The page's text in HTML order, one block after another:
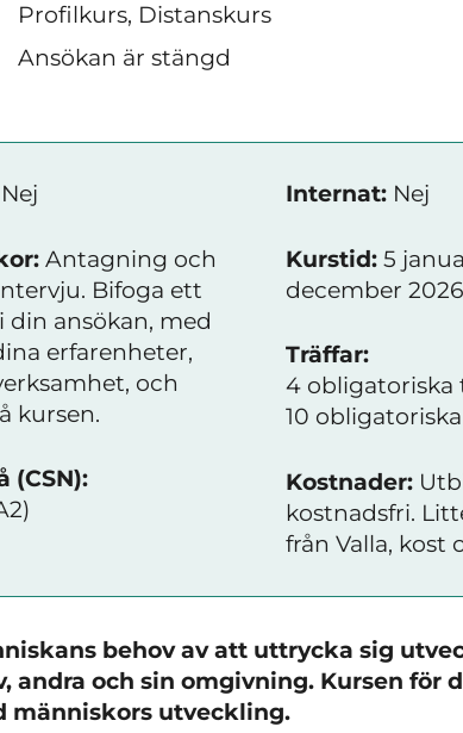
Profilkurs, Distanskurs
Ansökan är stängd
Nej
Antagning och
Bifoga ett
din ansökan, med
erfarenheter,
och
kursen.
(CSN):
Internat: Nej
Kurstid: 5
december 2026
Träffar:
4 obligatoriska
10
Kostnader:
kostnadsfri.
från Valla, kost
behov av att uttrycka sig
andra och sin omgivning. Kursen
människors utveckling.